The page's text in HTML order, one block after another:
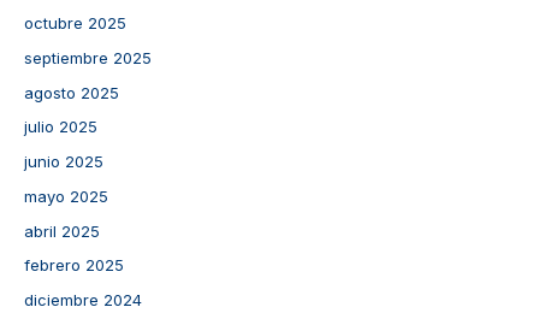
octubre 2025
septiembre 2025
agosto 2025
julio 2025
junio 2025
mayo 2025
abril 2025
febrero 2025
diciembre 2024